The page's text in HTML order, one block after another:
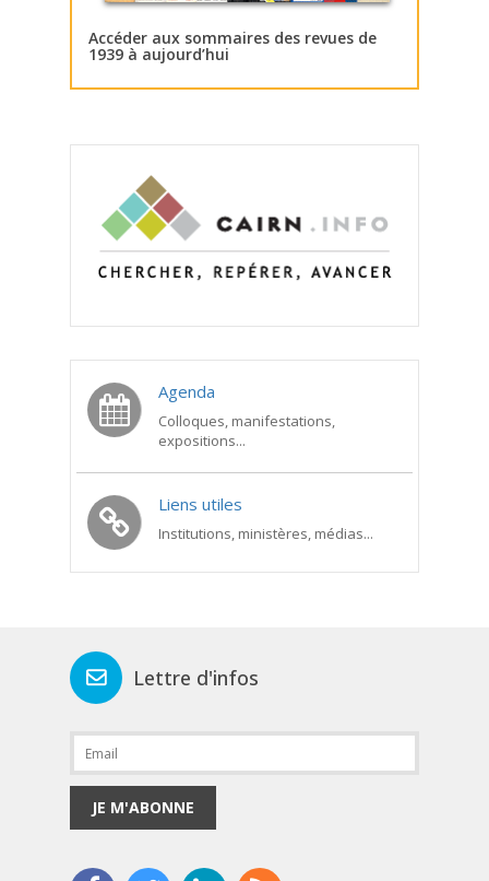
Accéder aux sommaires des revues de
1939 à aujourd’hui
Agenda
Colloques, manifestations,
expositions...
Liens utiles
Institutions, ministères, médias...
Lettre d'infos
JE M'ABONNE